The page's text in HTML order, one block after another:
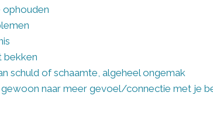
ophouden
bekken
schuld of schaamte, algeheel ongemak
naar meer gevoel/connectie met je